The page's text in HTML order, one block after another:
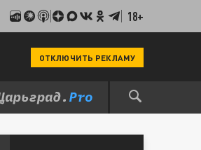
18+
ОТКЛЮЧИТЬ РЕКЛАМУ